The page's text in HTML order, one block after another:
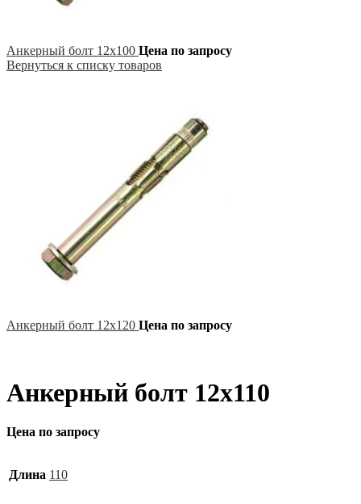
Анкерный болт 12х100 Цена по запросу
Вернуться к списку товаров
Анкерный болт 12х120 Цена по запросу
Анкерный болт 12х110
Цена по запросу
Длина 110